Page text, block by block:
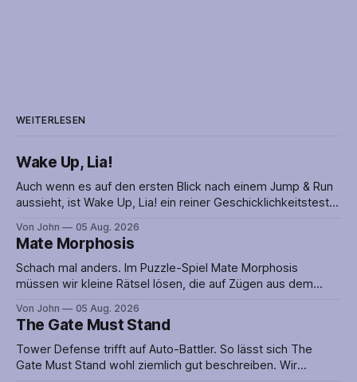
WEITERLESEN
Wake Up, Lia!
Auch wenn es auf den ersten Blick nach einem Jump & Run
aussieht, ist Wake Up, Lia! ein reiner Geschicklichkeitstest.
oder ihnen im rechten Moment ausweichen, um den
Abschnitt erfolgreich abzuschließen. Timing ist alles! Die
Puzzles werden mit einer netten Geschichte
Von John 05 Aug. 2026
Mate Morphosis
Schach mal anders. Im Puzzle-Spiel Mate Morphosis
müssen wir kleine Rätsel lösen, die auf Zügen aus dem
Rätsellösen sein, sondern auch ein wenig Ahnung von
Schach haben. Zwar lässt sich Mate Morphosis auch ohne
diese spielen, in dem
Von John 05 Aug. 2026
The Gate Must Stand
Tower Defense trifft auf Auto-Battler. So lässt sich The
Gate Must Stand wohl ziemlich gut beschreiben. Wir